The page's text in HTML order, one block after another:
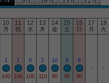
10
月
11
祝
12
水
13
木
14
金
15
土
16
日
17
月
18
火
1
100
1
100
5
100
2
110
10
90
9
90
6
90
- -